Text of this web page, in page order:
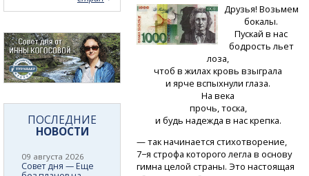
Друзья! Возьмем
бокалы.
Пускай в нас
бодрость льет
лоза,
чтоб в жилах кровь взыграла
и ярче вспыхнули глаза.
На века
прочь, тоска,
и будь надежда в нас крепка.
— так начинается стихотворение,
7−я строфа которого легла в основу
гимна целой страны. Это настоящая
ПОСЛЕДНИЕ
НОВОСТИ
09 августа 2026
Совет дня — Еще